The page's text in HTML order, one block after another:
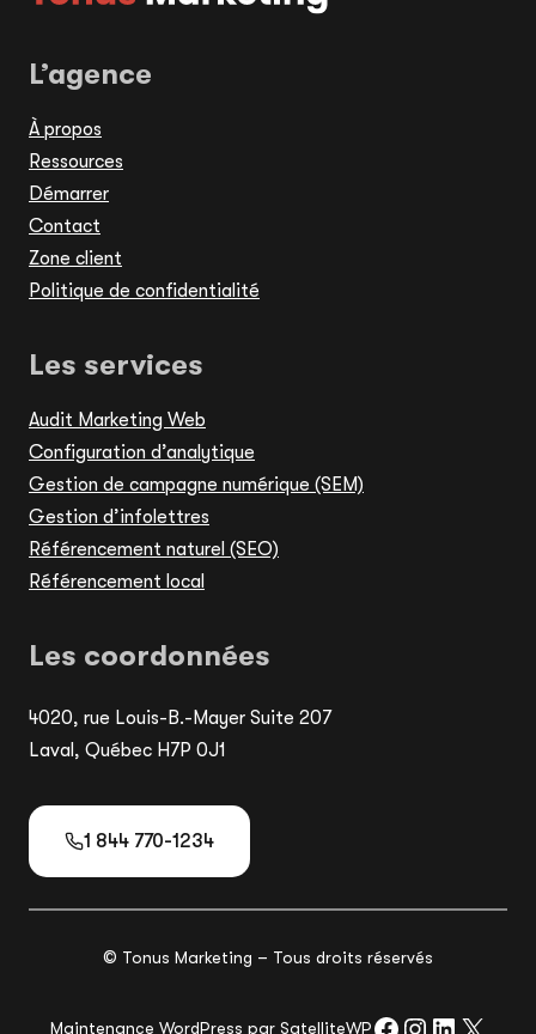
L’agence
À propos
Ressources
Démarrer
Contact
Zone client
Politique de confidentialité
Les services
Audit Marketing Web
Configuration d’analytique
Gestion de campagne numérique (SEM)
Gestion d’infolettres
Référencement naturel (SEO)
Référencement local
Les coordonnées
4020, rue Louis-B.-Mayer Suite 207
Laval, Québec H7P 0J1
1 844 770-1234
© Tonus Marketing – Tous droits réservés
Maintenance WordPress par SatelliteWPhttps://
https://
https://